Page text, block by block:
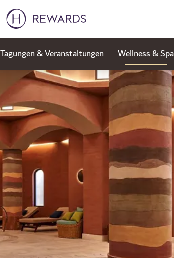
Tagungen & Veranstaltungen Wellness & Spa